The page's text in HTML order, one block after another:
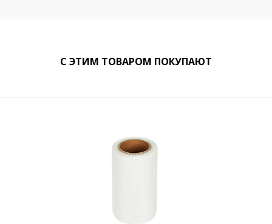
С ЭТИМ ТОВАРОМ ПОКУПАЮТ